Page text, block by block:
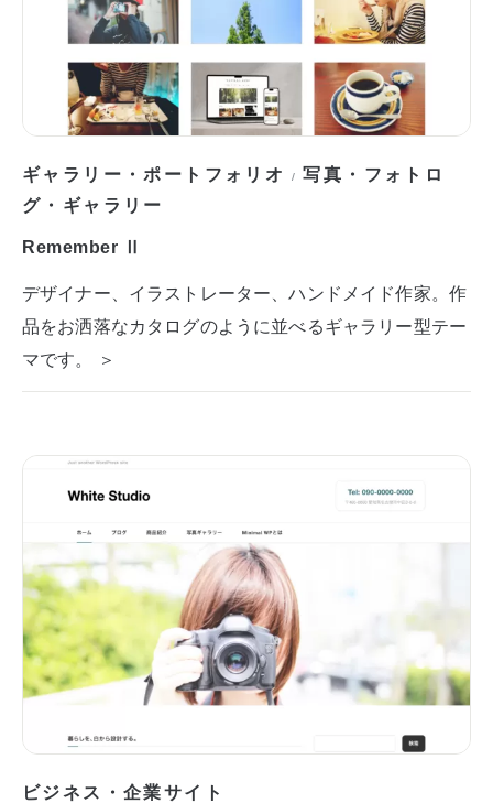
ギャラリー・ポートフォリオ /写真・フォトロ
グ・ギャラリー
Remember Ⅱ
デザイナー、イラストレーター、ハンドメイド作家。作
品をお洒落なカタログのように並べるギャラリー型テー
マです。 ＞
ビジネス・企業サイト